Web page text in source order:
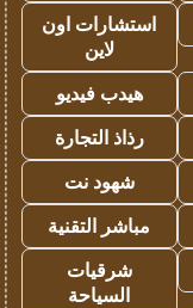
استشارات اون
لاين
هيدب فيديو
رذاذ التجارة
شهود نت
مباشر التقنية
شرقيات
السياحة